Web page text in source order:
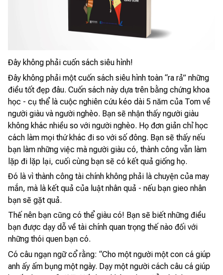
Đây không phải cuốn sách siêu hình!
Đây không phải một cuốn sách siêu hình toàn “ra rả” những
điều tốt đẹp đâu. Cuốn sách này dựa trên bằng chứng khoa
học - cụ thể là cuộc nghiên cứu kéo dài 5 năm của Tom về
người giàu và người nghèo. Bạn sẽ nhận thấy người giàu
không khác nhiều so với người nghèo. Họ đơn giản chỉ học
cách làm mọi thứ khác đi so với số đông. Bạn sẽ thấy nếu
bạn làm những việc mà người giàu có, thành công vẫn làm
lặp đi lặp lại, cuối cùng bạn sẽ có kết quả giống họ.
Đó là vì thành công tài chính không phải là chuyện của may
mắn, mà là kết quả của luật nhân quả - nếu bạn gieo nhân
bạn sẽ gặt quả.
Thế nên bạn cũng có thể giàu có! Bạn sẽ biết những điều
bạn được dạy dỗ về tài chính quan trọng thế nào đối với
những thói quen bạn có.
Có câu ngạn ngữ cổ rằng: “Cho một người một con cá giúp
anh ấy ấm bụng một ngày. Dạy một người cách câu cá giúp